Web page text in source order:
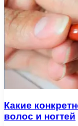
Какие
волос и ногтей